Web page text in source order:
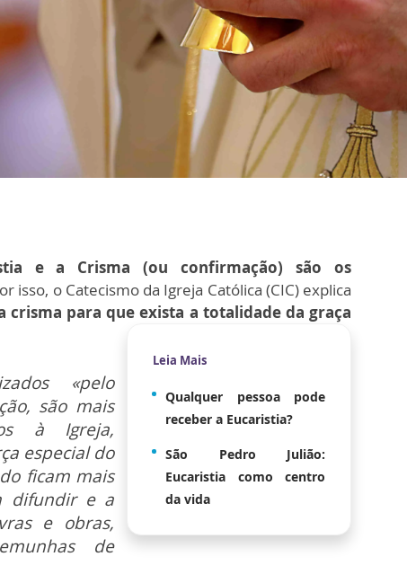
e a Crisma (ou confirmação) são os
isso, o Catecismo da Igreja Católica (CIC) explica
crisma para que exista a totalidade da graça
Leia Mais
Qualquer pessoa pode
receber a Eucaristia?
São Pedro Julião:
Eucaristia como centro
da vida
«pelo
são mais
à Igreja,
especial do
ficam mais
difundir e a
e obras,
de